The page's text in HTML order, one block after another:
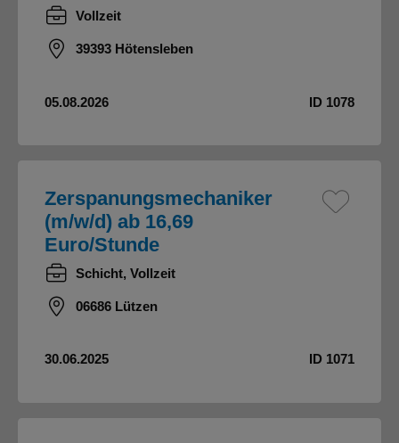
Vollzeit
39393 Hötensleben
05.08.2026 ID 1078
Zerspanungsmechaniker
(m/w/d) ab 16,69
Euro/Stunde
Schicht, Vollzeit
06686 Lützen
30.06.2025 ID 1071